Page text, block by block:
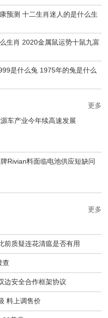
预测 十二生肖迷人的是什么生
生肖 2020金属鼠运势十鼠九富
是什么兔 1975年的兔是什么
车产业今年续高速发展
Rivian料面临电池供应短缺问
更多
前质疑连花清瘟是否有用
查
边安全合作框架协议
料上调售价
更多